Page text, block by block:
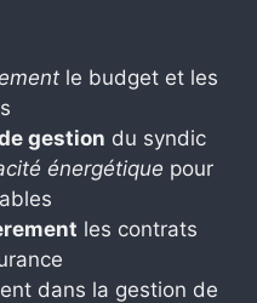
le budget et les
gestion du syndic
énergétique pour
les contrats
dans la gestion de